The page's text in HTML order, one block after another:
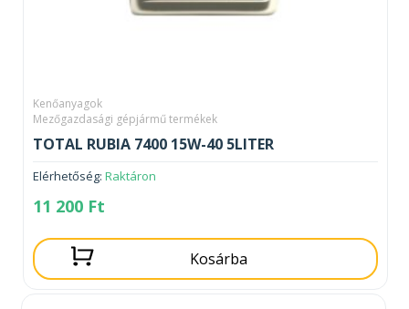
Kenőanyagok
Mezőgazdasági gépjármű termékek
TOTAL RUBIA 7400 15W-40 5LITER
Elérhetőség: Raktáron
11 200 Ft
Kosárba